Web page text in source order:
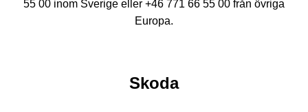
55 00 inom Sverige eller +46 771 66 55 00 från övriga
Europa.
Skoda